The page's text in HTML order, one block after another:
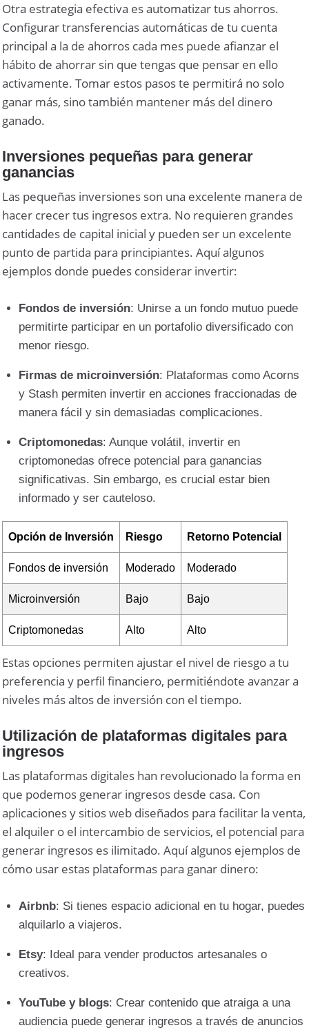
Otra estrategia efectiva es automatizar tus ahorros.
Configurar transferencias automáticas de tu cuenta
principal a la de ahorros cada mes puede afianzar el
hábito de ahorrar sin que tengas que pensar en ello
activamente. Tomar estos pasos te permitirá no solo
ganar más, sino también mantener más del dinero
ganado.
Inversiones pequeñas para generar
ganancias
Las pequeñas inversiones son una excelente manera de
hacer crecer tus ingresos extra. No requieren grandes
cantidades de capital inicial y pueden ser un excelente
punto de partida para principiantes. Aquí algunos
ejemplos donde puedes considerar invertir:
Fondos de inversión: Unirse a un fondo mutuo puede
permitirte participar en un portafolio diversificado con
menor riesgo.
Firmas de microinversión: Plataformas como Acorns
y Stash permiten invertir en acciones fraccionadas de
manera fácil y sin demasiadas complicaciones.
Criptomonedas: Aunque volátil, invertir en
criptomonedas ofrece potencial para ganancias
significativas. Sin embargo, es crucial estar bien
informado y ser cauteloso.
Opción de Inversión Riesgo Retorno Potencial
Fondos de inversión Moderado Moderado
Microinversión Bajo Bajo
Criptomonedas Alto Alto
Estas opciones permiten ajustar el nivel de riesgo a tu
preferencia y perfil financiero, permitiéndote avanzar a
niveles más altos de inversión con el tiempo.
Utilización de plataformas digitales para
ingresos
Las plataformas digitales han revolucionado la forma en
que podemos generar ingresos desde casa. Con
aplicaciones y sitios web diseñados para facilitar la venta,
el alquiler o el intercambio de servicios, el potencial para
generar ingresos es ilimitado. Aquí algunos ejemplos de
cómo usar estas plataformas para ganar dinero:
Airbnb: Si tienes espacio adicional en tu hogar, puedes
alquilarlo a viajeros.
Etsy: Ideal para vender productos artesanales o
creativos.
YouTube y blogs: Crear contenido que atraiga a una
audiencia puede generar ingresos a través de anuncios